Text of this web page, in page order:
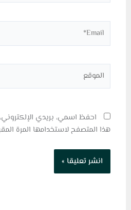
احفظ اسمي، بريدي
هذا المتصفح لاستخدامها المرة